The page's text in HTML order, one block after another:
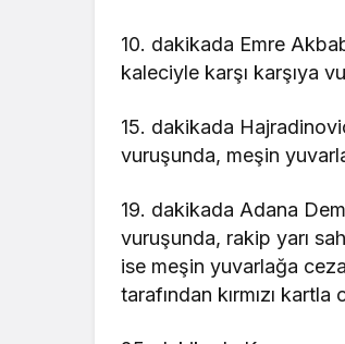
10. dakikada Emre
kaleciyle karşı karşıya
15. dakikada
vuruşunda, meşin
19. dakikada Adana
vuruşunda, rakip yarı
ise meşin yuvarlağa
tarafından kırmızı